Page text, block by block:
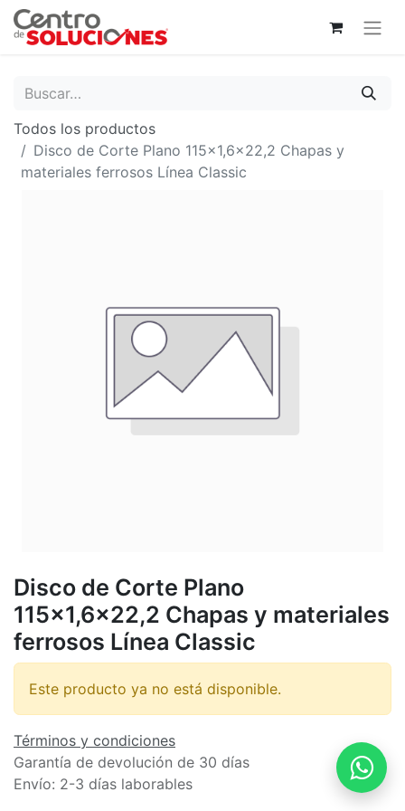
Todos los productos
Disco de Corte Plano 115x1,6x22,2 Chapas y
materiales ferrosos Línea Classic
Disco de Corte Plano
115x1,6x22,2 Chapas y materiales
ferrosos Línea Classic
Este producto ya no está disponible.
Términos y condiciones
Garantía de devolución de 30 días
Envío: 2-3 días laborables